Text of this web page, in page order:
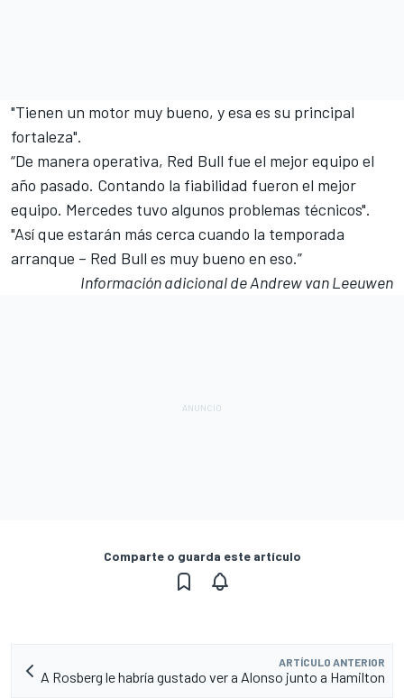
"Tienen un motor muy bueno, y esa es su principal
fortaleza".
“De manera operativa, Red Bull fue el mejor equipo el
año pasado. Contando la fiabilidad fueron el mejor
equipo. Mercedes tuvo algunos problemas técnicos".
"Así que estarán más cerca cuando la temporada
arranque – Red Bull es muy bueno en eso.”
Información adicional de Andrew van Leeuwen
Comparte o guarda este artículo
ARTÍCULO ANTERIOR
A Rosberg le habría gustado ver a Alonso junto a Hamilton